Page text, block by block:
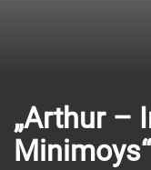
„Arthur –
Minimoys“